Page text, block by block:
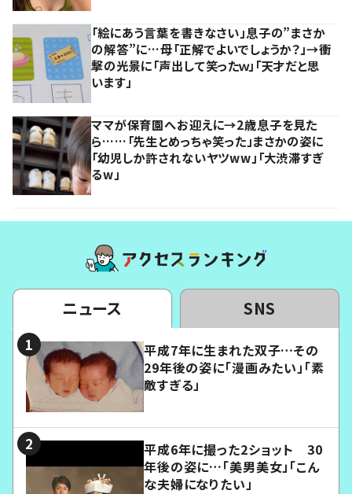
「絵にあう言葉を書きなさい」息子の”まさか
の解答”に…母「正解でよいでしょうか？」→衝
撃の光景に「声出して笑ったｗ」「天才だと思
います」
ママが保育園へお迎えに→2歳息子を見た
ら……「先生とめっちゃ笑った」まさかの姿に
「幼児しか許されないヤツww」「大渋滞すぎ
るw」
ニュース SNS
平成7年に生まれた双子…その
29年後の姿に「漫画みたい」「素
敵すぎる」
平成6年に撮った2ショット 30
年後の姿に…「美男美女」「こん
な夫婦になりたい」